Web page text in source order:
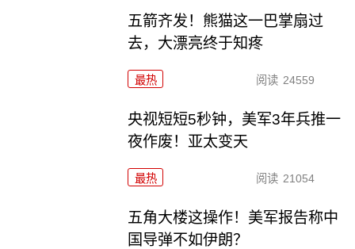
五箭齐发！熊猫这一巴掌扇过
去，大漂亮终于知疼
最热 阅读 24559
央视短短5秒钟，美军3年兵推一
夜作废！亚太变天
最热 阅读 21054
五角大楼这操作！美军报告称中
国导弹不如伊朗？